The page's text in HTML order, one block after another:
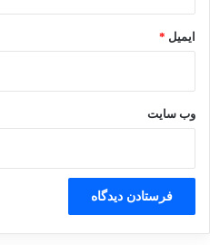
ایمیل *
وب‌ سایت